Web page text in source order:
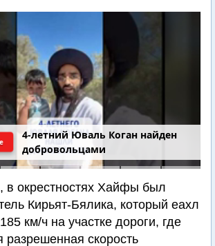
4-летний Юваль Коган найден
добровольцами
в окрестностях Хайфы был
Кирьят-Бялика, который еахл
км/ч на участке дороги, где
разрешенная скорость